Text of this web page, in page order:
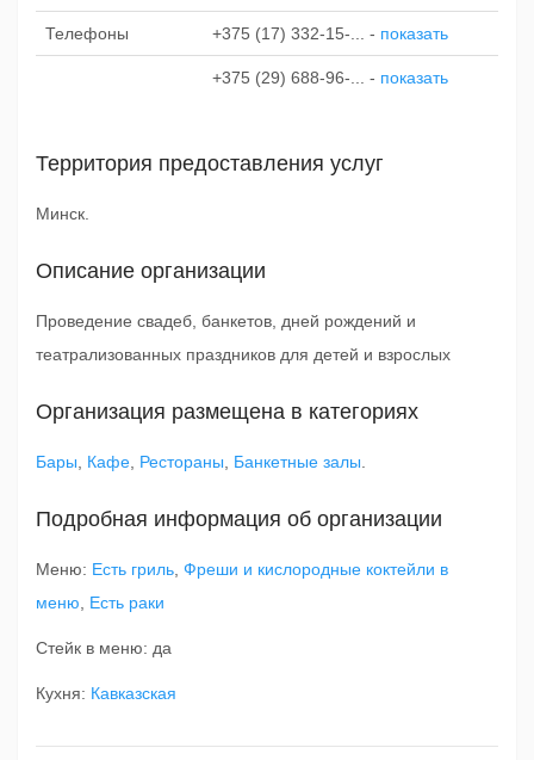
Телефоны +375 (17) 332-15-... - показать
+375 (29) 688-96-... - показать
Территория предоставления услуг
Минск.
Описание организации
Проведение свадеб, банкетов, дней рождений и
театрализованных праздников для детей и взрослых
Организация размещена в категориях
Бары Кафе Рестораны Банкетные залы
Подробная информация об организации
Меню: Есть гриль Фреши и кислородные коктейли в
меню
Есть раки
Стейк в меню: да
Кухня: Кавказская